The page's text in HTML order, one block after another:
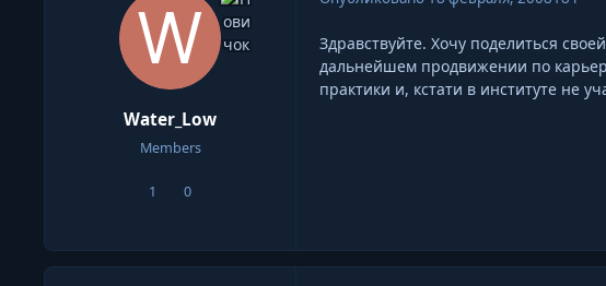
Water_Low
Members
1сообщения
0Репутация
Здравствуйте. Хочу поделиться
дальнейшем продвижении по
практики и, кстати в институте не